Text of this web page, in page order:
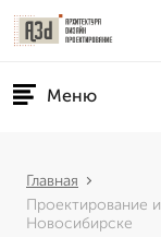
Меню
Главная
Проектирование
Новосибирске